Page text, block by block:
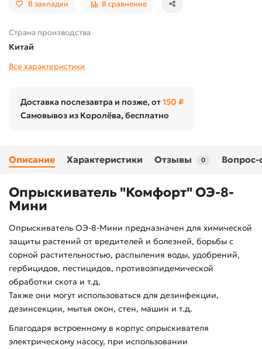
В закладки В сравнение
Страна производства
Китай
Все характеристики
Доставка послезавтра и позже, от150 ₽
Самовывоз из Королёва, бесплатно
Описание Характеристики Отзывы 0 Вопрос-
Опрыскиватель "Комфорт" ОЭ-8-
Мини
Опрыскиватель ОЭ-8-Мини предназначен для химической
защиты растений от вредителей и болезней, борьбы с
сорной растительностью, распыления воды, удобрений,
гербицидов, пестицидов, противоэпидемической
обработки скота и т.д.
Также они могут использоваться для дезинфекции,
дезинсекции, мытья окон, стен, машин и т.д.
Благодаря встроенному в корпус опрыскивателя
электрическому насосу, при использовании